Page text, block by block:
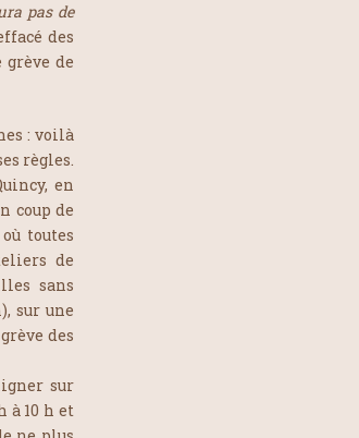
pas de
des
de
: voilà
règles.
en
coup de
toutes
de
sans
sur une
des
sur
10 h et